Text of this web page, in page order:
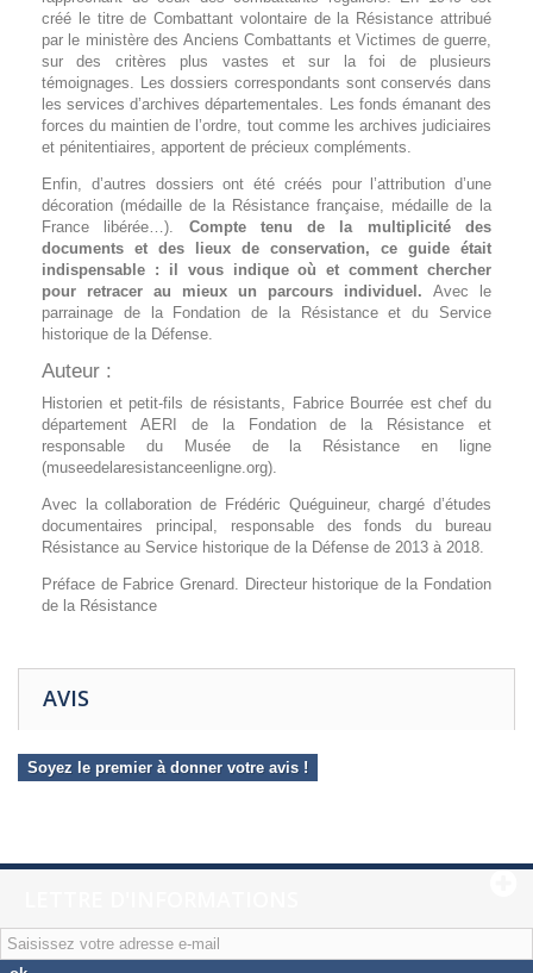
créé le titre de Combattant volontaire de la Résistance attribué
par le ministère des Anciens Combattants et Victimes de guerre,
sur des critères plus vastes et sur la foi de plusieurs
témoignages. Les dossiers correspondants sont conservés dans
les services d’archives départementales. Les fonds émanant des
forces du maintien de l’ordre, tout comme les archives judiciaires
et pénitentiaires, apportent de précieux compléments.
Enfin, d’autres dossiers ont été créés pour l’attribution d’une
décoration (médaille de la Résistance française, médaille de la
France libérée…). Compte tenu de la multiplicité des
documents et des lieux de conservation, ce guide était
indispensable : il vous indique où et comment chercher
pour retracer au mieux un parcours individuel. Avec le
parrainage de la Fondation de la Résistance et du Service
historique de la Défense.
Auteur :
Historien et petit-fils de résistants, Fabrice Bourrée est chef du
département AERI de la Fondation de la Résistance et
responsable du Musée de la Résistance en ligne
(museedelaresistanceenligne.org).
Avec la collaboration de Frédéric Quéguineur, chargé d’études
documentaires principal, responsable des fonds du bureau
Résistance au Service historique de la Défense de 2013 à 2018.
Préface de Fabrice Grenard. Directeur historique de la Fondation
de la Résistance
AVIS
Soyez le premier à donner votre avis !